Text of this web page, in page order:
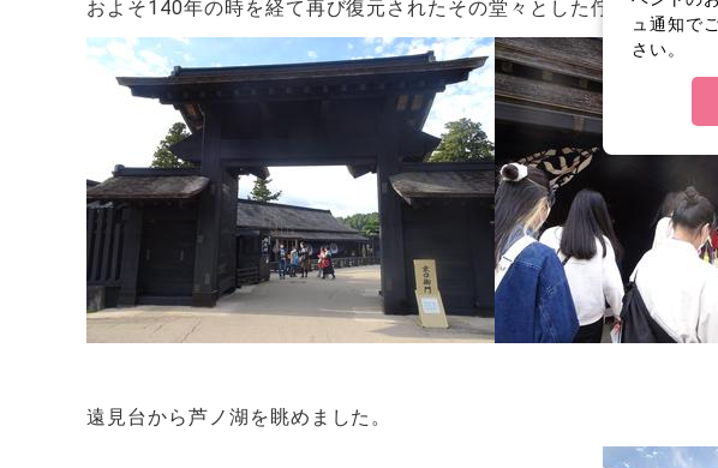
およそ140年の時を経て再び復元されたその堂々とした佇まいに、ま
遠見台から芦ノ湖を眺めました。
ュ通知で
さい。